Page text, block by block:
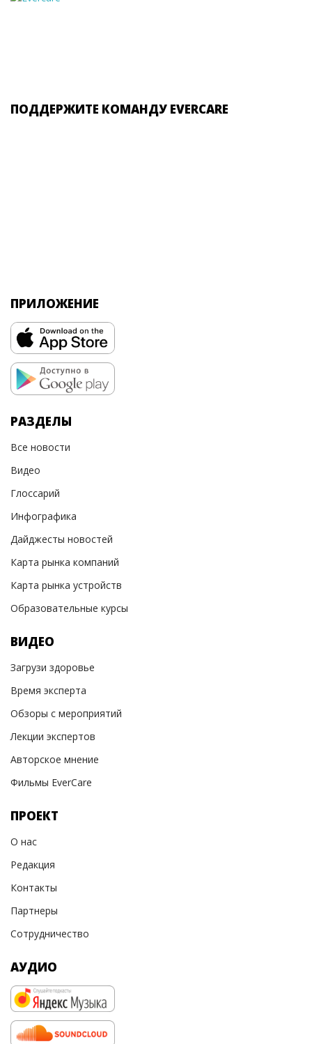
ПОДДЕРЖИТЕ КОМАНДУ EVERCARE
ПРИЛОЖЕНИЕ
РАЗДЕЛЫ
Все новости
Видео
Глоссарий
Инфографика
Дайджесты новостей
Карта рынка компаний
Карта рынка устройств
Образовательные курсы
ВИДЕО
Загрузи здоровье
Время эксперта
Обзоры с мероприятий
Лекции экспертов
Авторское мнение
Фильмы EverCare
ПРОЕКТ
О нас
Редакция
Контакты
Партнеры
Сотрудничество
АУДИО